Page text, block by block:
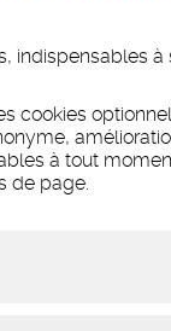
indispensables à
cookies
à tout
de page.